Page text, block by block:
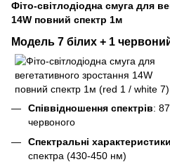
Фіто-світлодіодна смуга для
14W повний спектр 1м
Модель 7 білих + 1
Співвідношення спектрів:
червоного
Спектральні характеристики
спектра (430-450 нм)